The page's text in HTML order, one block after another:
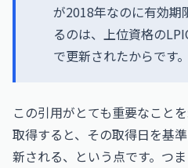
が2018年なのに有効期
るのは、上位資格の
で更新されたからです。
この引用がとても重要なこと
取得すると、その取得日を基
新される、という点です。つ